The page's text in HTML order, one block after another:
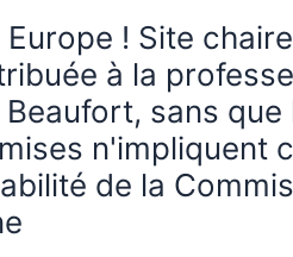
Europe ! Site
à la
sans que
n'impliquent
de la